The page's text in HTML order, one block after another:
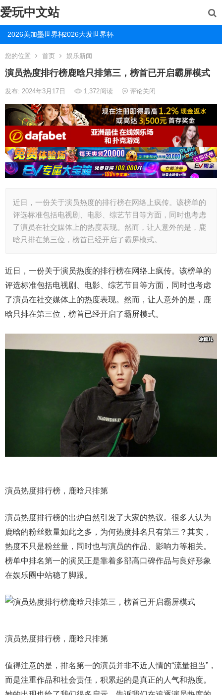
爱玩中文站
2026美加墨世界杯2026大发世界杯
您的位置 首页 娱乐新闻
演员热度排行榜鹿晗只排第三，榜首已开启霸屏模式
发布: 2024年3月17日 1,372阅读 评论关闭
近日，一份关于演员热度的排行榜在网络上疯传。该榜单的
评选标准包括电视剧、电影、综艺节目等方面，同时也考虑
了演员在社交媒体上的热度表现。然而，让人意外的是，鹿
晗只排在第三位，榜首已经开启了霸屏模式。
近日，一份关于演员热度的排行榜在网络上疯传。该榜单的
评选标准包括电视剧、电影、综艺节目等方面，同时也考虑
了演员在社交媒体上的热度表现。然而，让人意外的是，鹿
晗只排在第三位，榜首已经开启了霸屏模式。
演员热度排行榜，鹿晗只排第
演员热度排行榜的出炉自然引发了大家的热议。很多人认为
鹿晗的粉丝数量如此之多，为何热度排名只有第三？其实，
热度不只是粉丝量，同时也与演员的作品、影响力等相关。
榜单中排名第一的演员正是靠着多部高口碑作品与良好形象
在娱乐圈中站稳了脚跟。
演员热度排行榜，鹿晗只排第
值得注意的是，排名第一的演员并非不近人情的“流量担当”，
而是注重作品和社会责任，积累起的是真正的人气和热度。